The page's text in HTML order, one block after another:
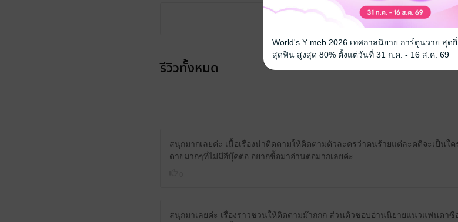
คุณสามารถเข้าสู่ระบบเพื่อแสดงความคิด
รีวิวทั้งหมด
สนุกมากเลยค่ะ เนื้อเรื่องน่าติดตามให้คิดตามตัวละครว่าคนร้ายแต่ละคดีจะเป็นใ
ดายมากๆที่ไม่มีอีบุ๊คต่อ อยากซื้อมาอ่านต่อมากเลยค่ะ
สนุกมาเลยค่ะ เรื่องราวชวนให้ติดตามม๊ากกก ส่วนตัวชอบอ่านนิยายแนวแฟนตาซี
World's Y meb 2026 เทศกาลนิยาย การ์ตูนวาย สุด
สุดฟิน สูงสุด 80% ตั้งแต่วันที่ 31 ก.ค. - 16 ส.ค. 69